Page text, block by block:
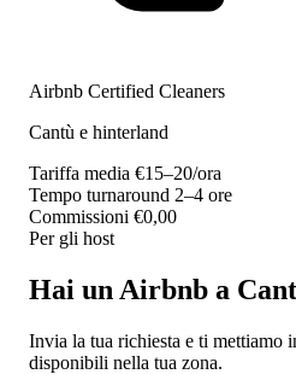
Airbnb Certified Cleaners
Cantù e hinterland
Tariffa media €15–20/ora
Tempo turnaround 2–4 ore
Commissioni €0,00
Per gli host
Hai un Airbnb a
Invia la tua richiesta e ti mettiamo
disponibili nella tua zona.